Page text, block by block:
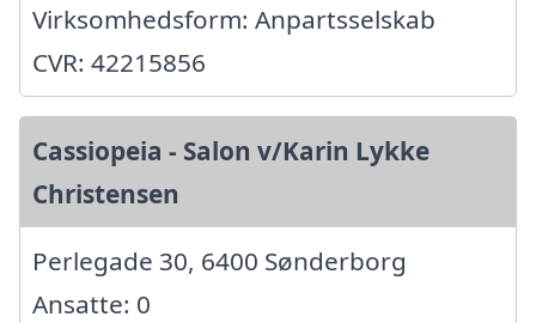
Virksomhedsform: Anpartsselskab
CVR: 42215856
Cassiopeia - Salon v/Karin Lykke
Christensen
Perlegade 30, 6400 Sønderborg
Ansatte: 0